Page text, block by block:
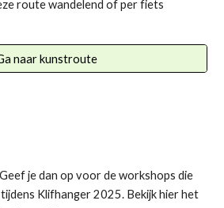
route wandelend of per fiets
naar kunstroute
je dan op voor de workshops die
Klifhanger 2025. Bekijk hier het